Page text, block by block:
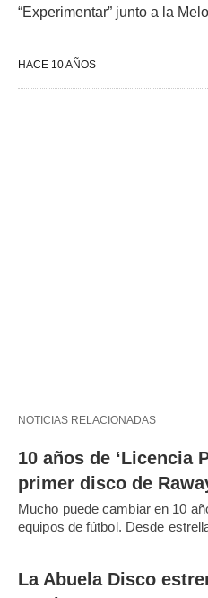
“Experimentar” junto a la
HACE 10 AÑOS
NOTICIAS RELACIONADAS
10 años de ‘Licencia
primer disco de
Mucho puede cambiar en 10
equipos de fútbol. Desde
La Abuela Disco